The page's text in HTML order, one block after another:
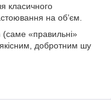
класичного
на об’єм.
(саме «правильні»
якісним, добротним шу